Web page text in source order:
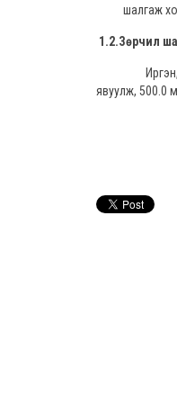
шалгаж
1.2.Зөрчил
Иргэн,
явуулж, 500.0